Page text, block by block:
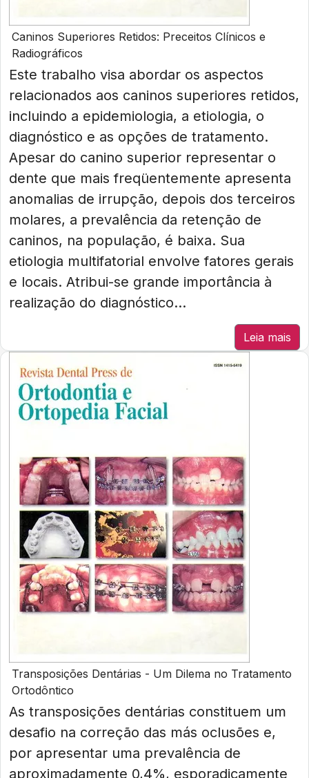
Caninos Superiores Retidos: Preceitos Clínicos e
Radiográficos
Este trabalho visa abordar os aspectos
relacionados aos caninos superiores retidos,
incluindo a epidemiologia, a etiologia, o
diagnóstico e as opções de tratamento.
Apesar do canino superior representar o
dente que mais freqüentemente apresenta
anomalias de irrupção, depois dos terceiros
molares, a prevalência da retenção de
caninos, na população, é baixa. Sua
etiologia multifatorial envolve fatores gerais
e locais. Atribui-se grande importância à
realização do diagnóstico...
Leia mais
Transposições Dentárias - Um Dilema no Tratamento
Ortodôntico
As transposições dentárias constituem um
desafio na correção das más oclusões e,
por apresentar uma prevalência de
aproximadamente 0,4%, esporadicamente